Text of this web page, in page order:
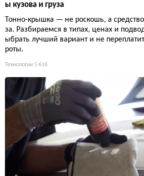
ы кузова и груза
Тонно-крышка — не роскошь, а
за. Разбираемся в типах, ценах и
ыбрать лучший вариант и не
роты.
Технологии 5 616